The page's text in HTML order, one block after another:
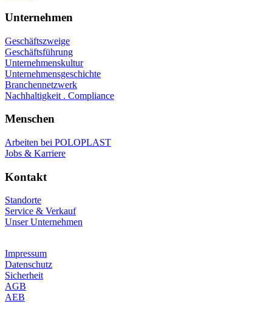
Unternehmen
Geschäftszweige
Geschäftsführung
Unternehmenskultur
Unternehmensgeschichte
Branchennetzwerk
Nachhaltigkeit . Compliance
Menschen
Arbeiten bei POLOPLAST
Jobs & Karriere
Kontakt
Standorte
Service & Verkauf
Unser Unternehmen
Impressum
Datenschutz
Sicherheit
AGB
AEB